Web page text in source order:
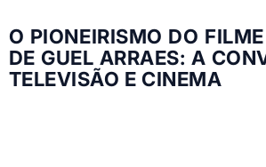
O PIONEIRISMO DO
DE GUEL ARRAES: A
TELEVISÃO E CINEMA